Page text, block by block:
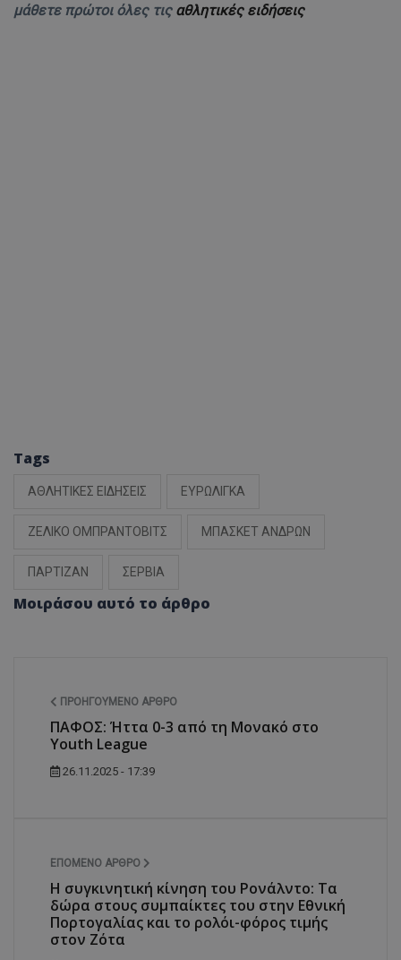
μάθετε πρώτοι όλες τις αθλητικές ειδήσεις
Tags
ΑΘΛΗΤΙΚΕΣ ΕΙΔΗΣΕΙΣ ΕΥΡΩΛΙΓΚΑ
ΖΕΛΙΚΟ ΟΜΠΡΑΝΤΟΒΙΤΣ ΜΠΑΣΚΕΤ ΑΝΔΡΩΝ
ΠΑΡΤΙΖΑΝ ΣΕΡΒΙΑ
Μοιράσου αυτό το άρθρο
ΠΡΟΗΓΟΎΜΕΝΟ ΆΡΘΡΟ
ΠΑΦΟΣ: Ήττα 0-3 από τη Μονακό στο
Youth League
26.11.2025 - 17:39
ΕΠΌΜΕΝΟ ΆΡΘΡΟ
Η συγκινητική κίνηση του Ρονάλντο: Τα
δώρα στους συμπαίκτες του στην Εθνική
Πορτογαλίας και το ρολόι-φόρος τιμής
στον Ζότα